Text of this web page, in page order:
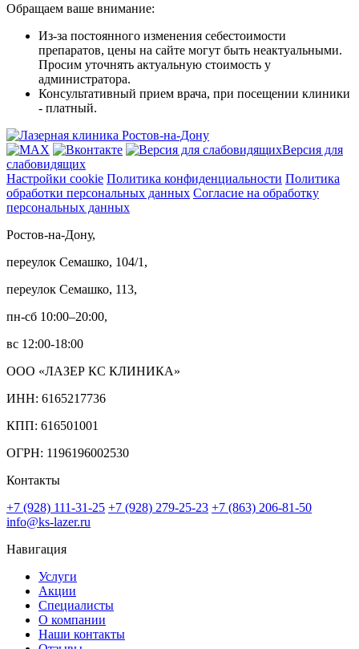
Обращаем ваше внимание:
Из-за постоянного изменения себестоимости
препаратов, цены на сайте могут быть неактуальными.
Просим уточнять актуальную стоимость у
администратора.
Консультативный прием врача, при посещении клиники
- платный.
Версия для
слабовидящих
Настройки cookie Политика конфиденциальности Политика
обработки персональных данных Согласие на обработку
персональных данных
Ростов-на-Дону,
переулок Семашко, 104/1,
переулок Семашко, 113,
пн-сб 10:00–20:00,
вс 12:00-18:00
ООО «ЛАЗЕР КС КЛИНИКА»
ИНН: 6165217736
КПП: 616501001
ОГРН: 1196196002530
Контакты
+7 (928) 111-31-25 +7 (928) 279-25-23 +7 (863) 206-81-50
info@ks-lazer.ru
Навигация
Услуги
Акции
Специалисты
О компании
Наши контакты